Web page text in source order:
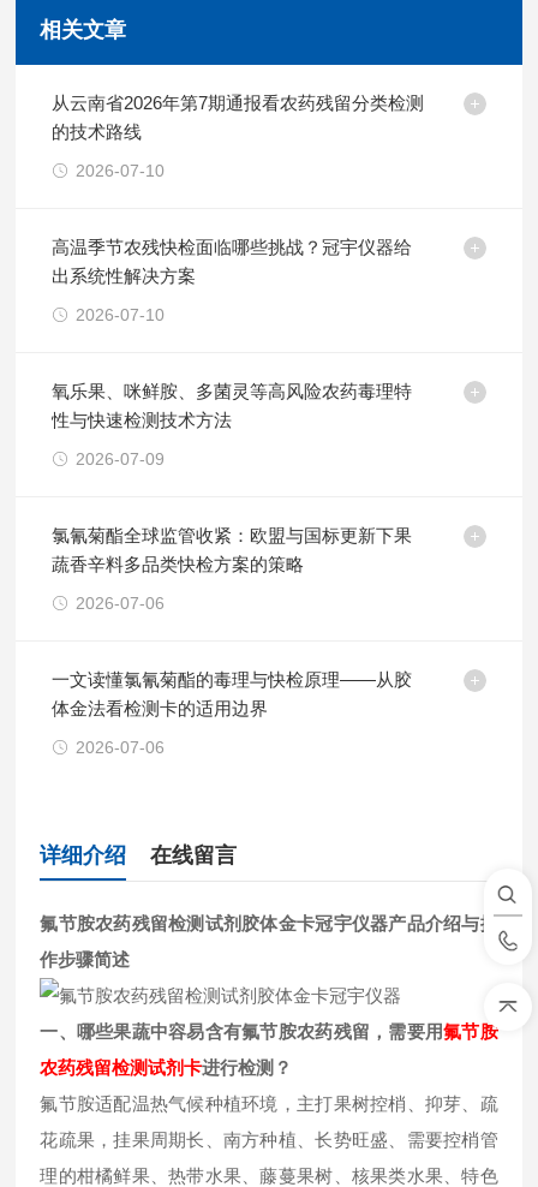
相关文章
从云南省2026年第7期通报看农药残留分类检测
的技术路线
2026-07-10
高温季节农残快检面临哪些挑战？冠宇仪器给
出系统性解决方案
2026-07-10
氧乐果、咪鲜胺、多菌灵等高风险农药毒理特
性与快速检测技术方法
2026-07-09
氯氰菊酯全球监管收紧：欧盟与国标更新下果
蔬香辛料多品类快检方案的策略
2026-07-06
一文读懂氯氰菊酯的毒理与快检原理——从胶
体金法看检测卡的适用边界
2026-07-06
详细介绍 在线留言
氟节胺农药残留检测试剂胶体金卡冠宇仪器产品介绍与操
作步骤简述
一、哪些果蔬中容易含有氟节胺农药残留，需要用氟节胺
农药残留检测试剂卡进行检测？
氟节胺适配温热气候种植环境，主打果树控梢、抑芽、疏
花疏果，挂果周期长、南方种植、长势旺盛、需要控梢管
理的柑橘鲜果、热带水果、藤蔓果树、核果类水果、特色